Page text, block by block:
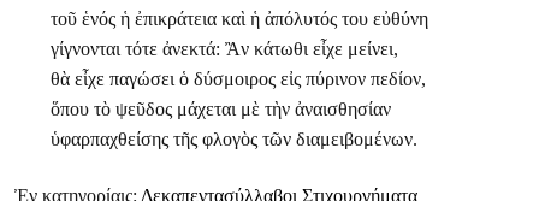
τοῦ ἑνός ἡ ἐπικράτεια καὶ ἡ ἀπόλυτός του εὐθύνη
γίγνονται τότε ἀνεκτά: Ἂν κάτωθι εἶχε μείνει,
θὰ εἶχε παγώσει ὁ δύσμοιρος εἰς πύρινον πεδίον,
ὅπου τὸ ψεῦδος μάχεται μὲ τὴν ἀναισθησίαν
ὑφαρπαχθείσης τῆς φλογὸς τῶν διαμειβομένων.
Ἐν κατηγορίαις: Δεκαπεντασύλλαβοι Στιχουργήματα